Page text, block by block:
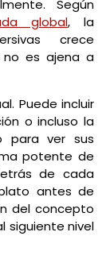
Según
global, la
crece
no es ajena a
Puede incluir
o incluso la
para ver sus
potente de
de cada
antes de
del concepto
siguiente nivel